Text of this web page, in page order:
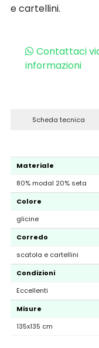
e cartellini.
Contattaci
informazioni
Scheda tecnica
Materiale
80% modal 20% seta
Colore
glicine
Corredo
scatola e cartellini
Condizioni
Eccellenti
Misure
135x135 cm